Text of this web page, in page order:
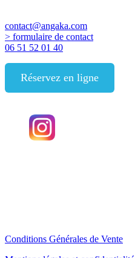
contact@angaka.com
> formulaire de contact
06 51 52 01 40
Réservez en ligne
Conditions Générales de Vente